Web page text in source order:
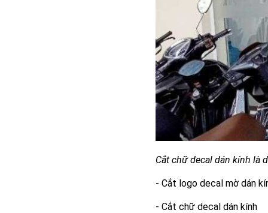
Cắt chữ decal dán kính là
- Cắt logo decal mờ dán
- Cắt chữ decal dán kính